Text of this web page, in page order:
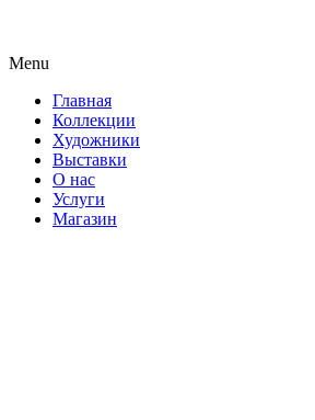
Menu
Главная
Коллекции
Художники
Выставки
О нас
Услуги
Магазин